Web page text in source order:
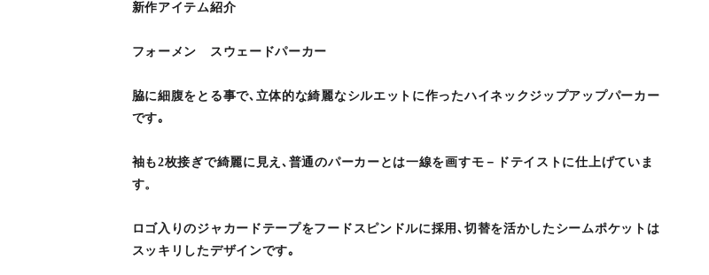
新作アイテム紹介
フォーメン スウェードパーカー
脇に細腹をとる事で､立体的な綺麗なシルエットに作ったハイネックジップアップパーカー
です｡
袖も2枚接ぎで綺麗に見え､普通のパーカーとは一線を画すモ－ドテイストに仕上げていま
す。
ロゴ入りのジャカードテープをフードスピンドルに採用､切替を活かしたシームポケットは
スッキリしたデザインです｡